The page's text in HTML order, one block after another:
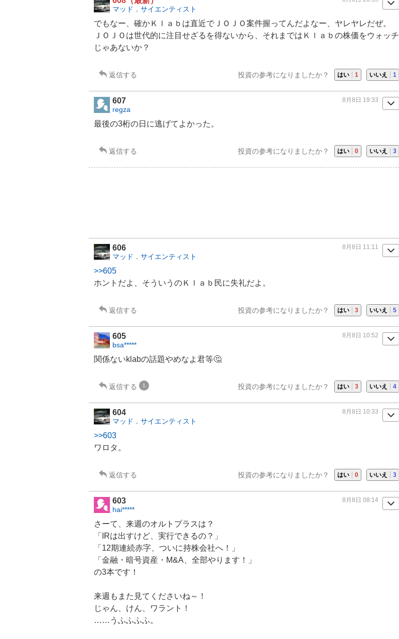
マッド．サイエンティスト
でもなー、確かＫｌａｂは直近でＪＯＪＯ案件握ってんだよなー、ヤレヤレだぜ。
ＪＯＪＯは世代的に注目せざるを得ないから、それまではＫｌａｂの株価をウォッチ
じゃあないか？
返信する 投資の参考になりましたか？ はい 1 いいえ 1
607
regza
8月8日 19:33
最後の3桁の日に逃げてよかった。
返信する 投資の参考になりましたか？ はい 0 いいえ 3
606
マッド．サイエンティスト
8月8日 11:11
>>605
ホントだよ、そういうのＫｌａｂ民に失礼だよ。
返信する 投資の参考になりましたか？ はい 3 いいえ 5
605
bsa*****
8月8日 10:52
関係ないklabの話題やめなよ君等🤔
返信する 1 投資の参考になりましたか？ はい 3 いいえ 4
604
マッド．サイエンティスト
8月8日 10:33
>>603
ワロタ。
返信する 投資の参考になりましたか？ はい 0 いいえ 3
603
hai*****
8月8日 08:14
さーて、来週のオルトプラスは？
「
IRは出すけど、実行できるの？」
「12期連続赤字、ついに持株会社へ！」
「 金融 ・暗号資産・M&A、全部やります！」
の3本です！
来週もまた見てくださいね～！
じゃん、けん、ワラント！
……うふふふふ。